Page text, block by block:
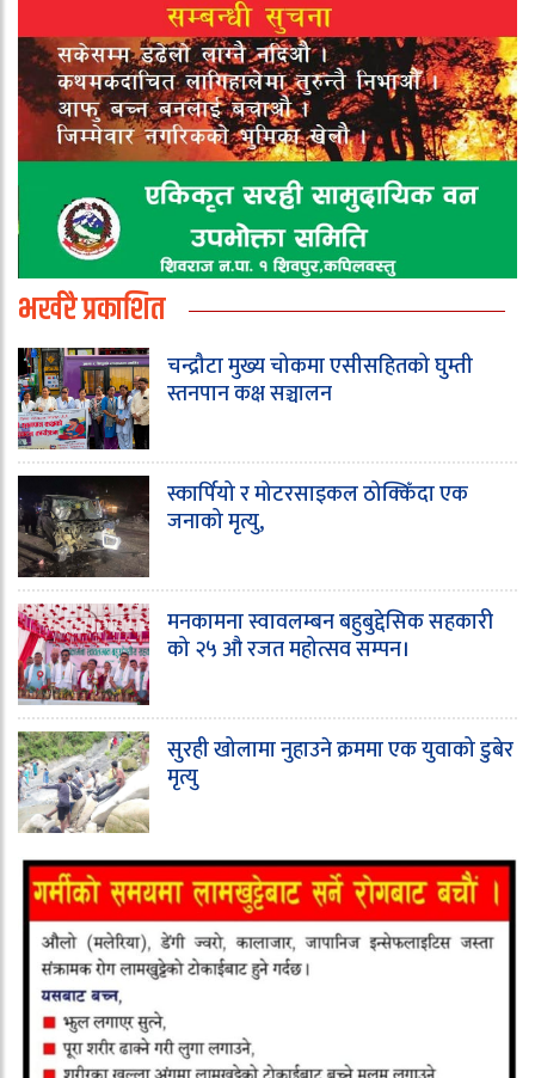
भर्खरै प्रकाशित
चन्द्रौटा मुख्य चोकमा एसीसहितको घुम्ती
स्तनपान कक्ष सञ्चालन
स्कार्पियो र मोटरसाइकल ठोक्किँदा एक
जनाको मृत्यु,
मनकामना स्वावलम्बन बहुबुद्देसिक सहकारी
को २५ औ रजत महोत्सव सम्पन।
सुरही खोलामा नुहाउने क्रममा एक युवाको डुबेर
मृत्यु